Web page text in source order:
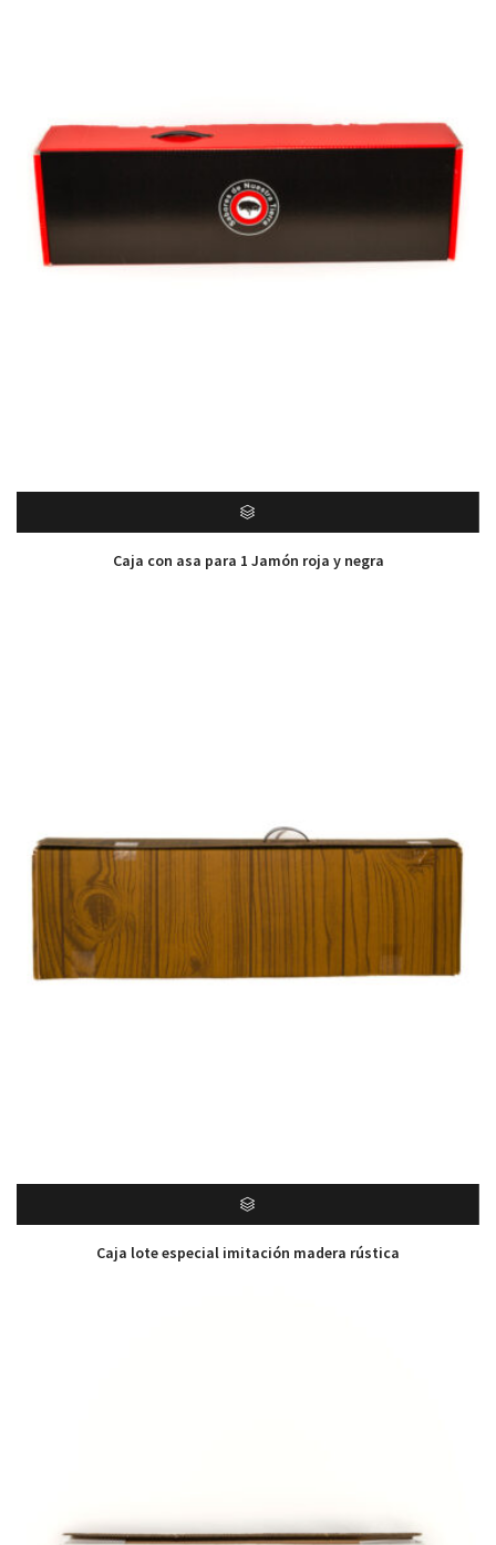
Caja con asa para 1 Jamón roja y negra
Caja lote especial imitación madera rústica